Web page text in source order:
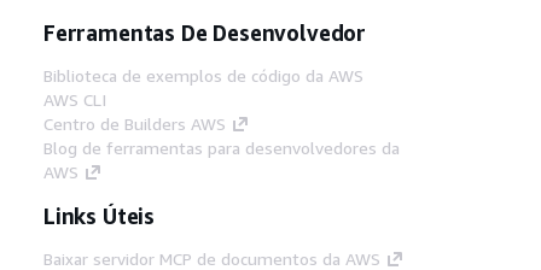
Ferramentas De Desenvolvedor
Biblioteca de exemplos de código da AWS
AWS CLI
Centro de Builders AWS
Blog de ferramentas para desenvolvedores da
AWS
Links Úteis
Baixar servidor MCP de documentos da AWS